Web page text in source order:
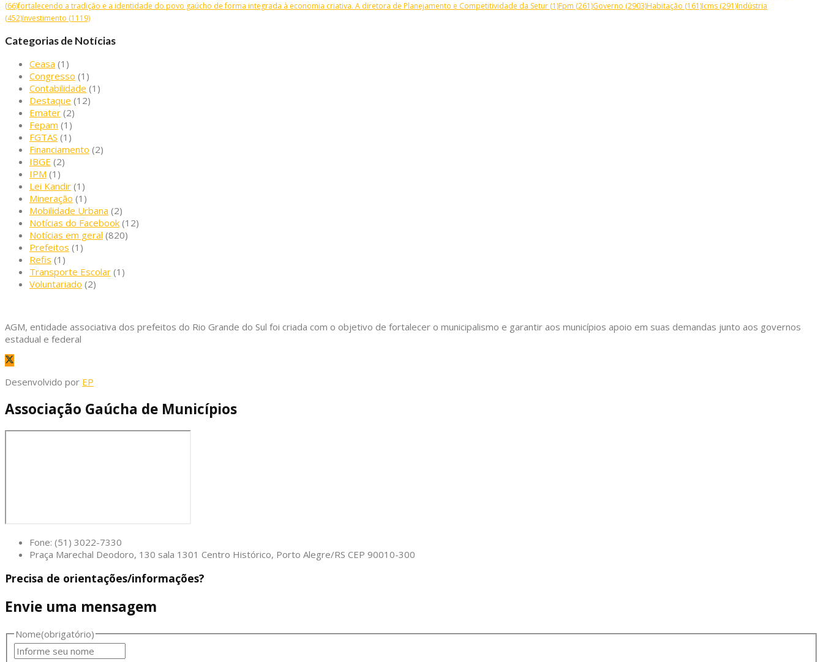
(66)fortalecendo a tradição e a identidade do povo gaúcho de forma integrada à economia criativa. A diretora de Planejamento e Competitividade da Setur (1)Fpm (261)Governo (2903)Habitação (161)Icms (291)Indústria
(452)Investimento (1119)
Categorias de Notícias
Ceasa (1)
Congresso (1)
Contabilidade (1)
Destaque (12)
Emater (2)
Fepam (1)
FGTAS (1)
Financiamento (2)
IBGE (2)
IPM (1)
Lei Kandir (1)
Mineração (1)
Mobilidade Urbana (2)
Notícias do Facebook (12)
Notícias em geral (820)
Prefeitos (1)
Refis (1)
Transporte Escolar (1)
Voluntariado (2)
AGM, entidade associativa dos prefeitos do Rio Grande do Sul foi criada com o objetivo de fortalecer o municipalismo e garantir aos municípios apoio em suas demandas junto aos governos
estadual e federal
Desenvolvido por EP
Associação Gaúcha de Municípios
Fone: (51) 3022-7330
Praça Marechal Deodoro, 130 sala 1301 Centro Histórico, Porto Alegre/RS CEP 90010-300
Precisa de orientações/informações?
Envie uma mensagem
Nome(obrigatório)